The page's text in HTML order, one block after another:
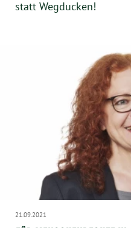
statt Wegducken!
21.09.2021